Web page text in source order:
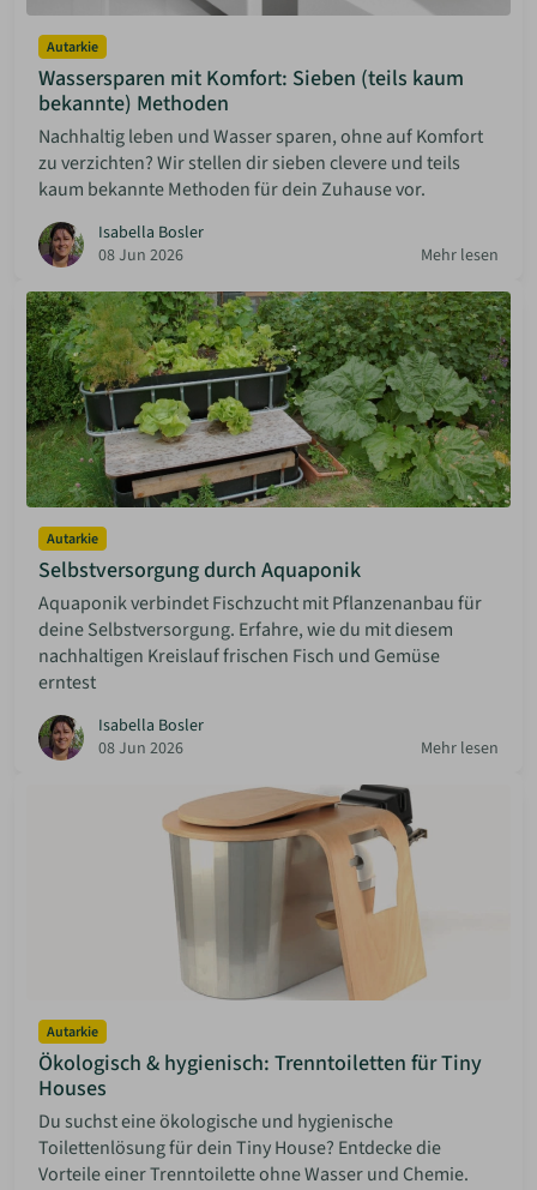
Mieten & Vermieten
Minimalismus
Rechtliches
Solaranlagen
Sparen
Autarkie
Wassersparen mit Komfort: Sieben (teils kaum
bekannte) Methoden
Nachhaltig leben und Wasser sparen, ohne auf Komfort
zu verzichten? Wir stellen dir sieben clevere und teils
kaum bekannte Methoden für dein Zuhause vor.
Isabella Bosler
08 Jun 2026
Mehr lesen
Autarkie
Selbstversorgung durch Aquaponik
Aquaponik verbindet Fischzucht mit Pflanzenanbau für
deine Selbstversorgung. Erfahre, wie du mit diesem
nachhaltigen Kreislauf frischen Fisch und Gemüse
erntest
Isabella Bosler
08 Jun 2026
Mehr lesen
Autarkie
Ökologisch & hygienisch: Trenntoiletten für Tiny
Houses
Du suchst eine ökologische und hygienische
Toilettenlösung für dein Tiny House? Entdecke die
Vorteile einer Trenntoilette ohne Wasser und Chemie.